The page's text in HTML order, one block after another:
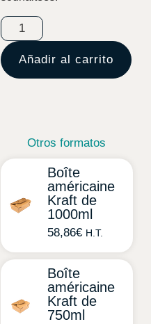
Añadir al carrito
Otros formatos
Boîte
américaine
Kraft de
1000ml
58,86€ H.T.
Boîte
américaine
Kraft de
750ml